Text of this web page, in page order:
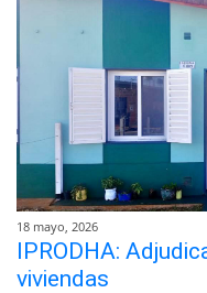
18 mayo, 2026
IPRODHA:
viviendas